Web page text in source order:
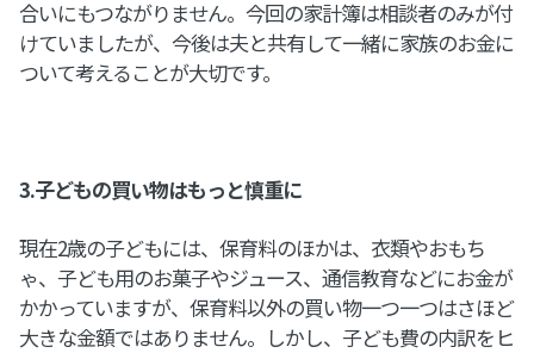
合いにもつながりません。今回の家計簿は相談者のみが付
けていましたが、今後は夫と共有して一緒に家族のお金に
ついて考えることが大切です。
3.子どもの買い物はもっと慎重に
現在2歳の子どもには、保育料のほかは、衣類やおもち
ゃ、子ども用のお菓子やジュース、通信教育などにお金が
かかっていますが、保育料以外の買い物一つ一つはさほど
大きな金額ではありません。しかし、子ども費の内訳をヒ